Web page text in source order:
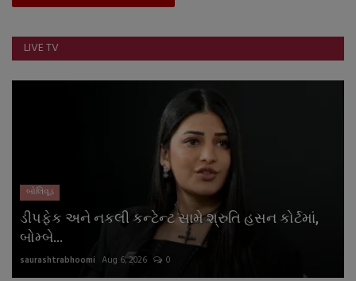
LIVE TV
બોલિવૂડ
ડીપફેક અને નકલી કન્ટેન્ટ સામે શ્રુતિ હસન કોર્ટમાં,
બોમ્બે...
saurashtrabhoomi Aug 6, 2026 0